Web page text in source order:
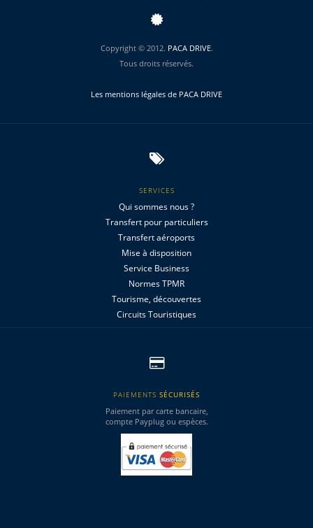
Copyright © 2012. PACA DRIVE.
Tous droits réservés.
Les mentions légales de PACA DRIVE
SERVICES
Qui sommes nous ?
Transfert pour particuliers
Transfert aéroports
Mise à disposition
Service Business
Normes TPMR
Tourisme, découvertes
Circuits Touristiques
PAIEMENTS SÉCURISÉS
Paiement par carte bancaire,
compte Payplug ou espèces.